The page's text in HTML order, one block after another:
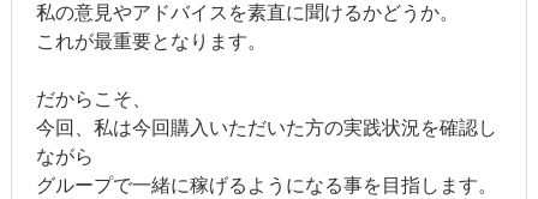
私の意見やアドバイスを素直に聞けるかどうか。
これが最重要となります。
だからこそ、
今回、私は今回購入いただいた方の実践状況を確認し
ながら
グループで一緒に稼げるようになる事を目指します。